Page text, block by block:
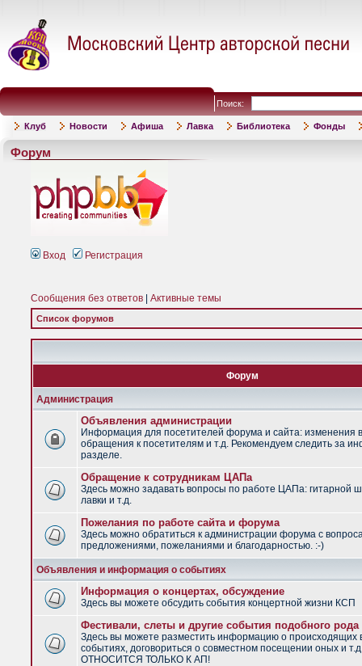
Поиск:
Клуб Новости Афиша Лавка Библиотека Фонды
Форум
Вход Регистрация
Сообщения без ответов Активные темы
Список форумов
Форум
Администрация
Объявления администрации
Информация для посетителей форума и сайта: изменения
обращения к посетителям и т.д. Рекомендуем следить за
разделе.
Обращение к сотрудникам ЦАПа
Здесь можно задавать вопросы по работе ЦАПа: гитарной
лавки и т.д.
Пожелания по работе сайта и форума
Здесь можно обратиться к администрации форума с
предложениями, пожеланиями и благодарностью. :-)
Объявления и информация о событиях
Информация о концертах, обсуждение
Здесь вы можете обсудить события концертной жизни КСП
Фестивали, слеты и другие события подобного рода
Здесь вы можете разместить информацию о
событиях, договориться о совместном посещении оных и
ОТНОСИТСЯ ТОЛЬКО К АП!